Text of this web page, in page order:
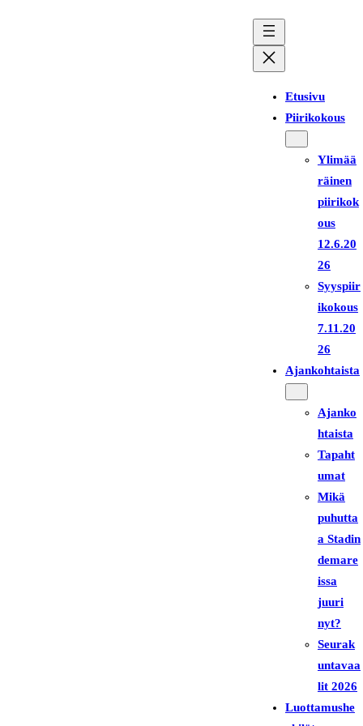
Etusivu
Piirikokous
Ylimää
räinen
piirikok
ous
12.6.20
26
Syyspiir
ikokous
7.11.20
26
Ajankohtaista
Ajanko
htaista
Tapaht
umat
Mikä
puhutta
a Stadin
demare
issa
juuri
nyt?
Seurak
untavaa
lit 2026
Luottamushe